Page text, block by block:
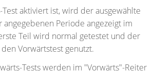
aktiviert ist, wird der ausgewählte
angegebenen Periode angezeigt im
Teil wird normal getestet und der
Vorwärtstest genutzt.
Tests werden im "Vorwärts"-Reiter